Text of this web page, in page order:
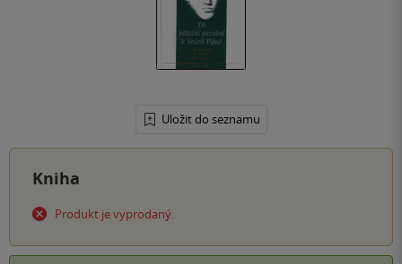
Uložit do seznamu
Kniha
Produkt je vyprodaný.